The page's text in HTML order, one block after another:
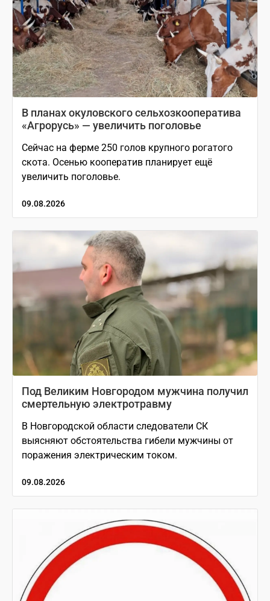
В планах окуловского сельхозкооператива
«Агрорусь» — увеличить поголовье
Сейчас на ферме 250 голов крупного рогатого
скота. Осенью кооператив планирует ещё
увеличить поголовье.
09.08.2026
Под Великим Новгородом мужчина получил
смертельную электротравму
В Новгородской области следователи СК
выясняют обстоятельства гибели мужчины от
поражения электрическим током.
09.08.2026